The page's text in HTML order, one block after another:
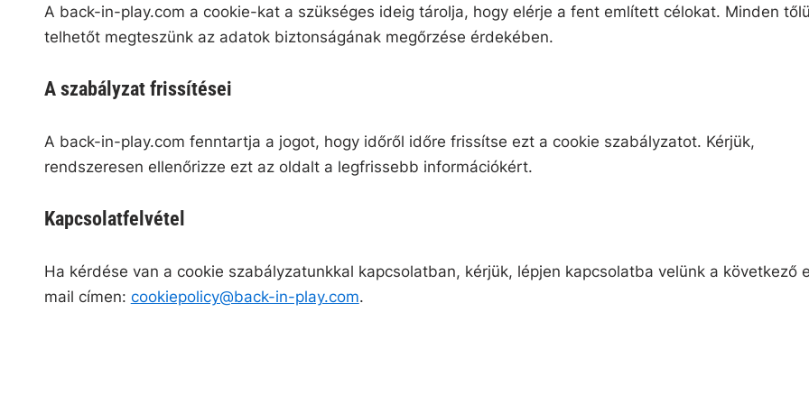
A back-in-play.com a cookie-kat a szükséges ideig tárolja, hogy elérje a fent említett célokat. Minden
telhetőt megteszünk az adatok biztonságának megőrzése érdekében.
A szabályzat frissítései
A back-in-play.com fenntartja a jogot, hogy időről időre frissítse ezt a cookie szabályzatot. Kérjük,
rendszeresen ellenőrizze ezt az oldalt a legfrissebb információkért.
Kapcsolatfelvétel
Ha kérdése van a cookie szabályzatunkkal kapcsolatban, kérjük, lépjen kapcsolatba velünk a következő
mail címen: cookiepolicy@back-in-play.com.